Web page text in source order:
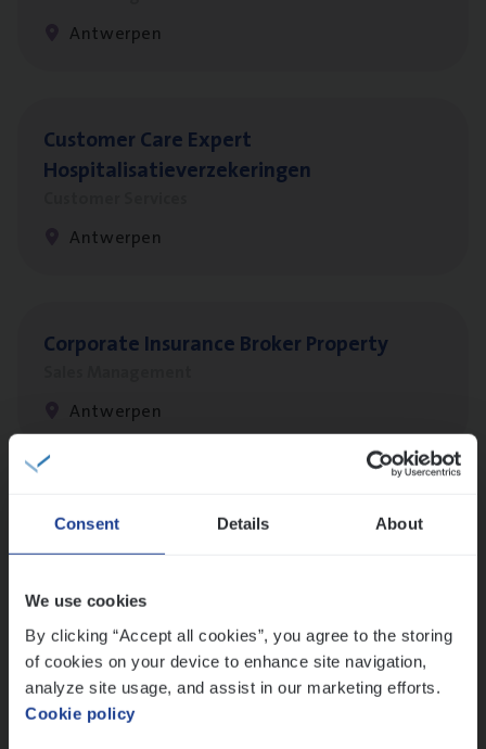
Consent Details About
We use cookies
By clicking “Accept all cookies”, you agree to the storing
of cookies on your device to enhance site navigation,
analyze site usage, and assist in our marketing efforts.
Cookie policy
Antwerpen
Cus­to­mer Care Expert
Hospitalisatieverzekeringen
Antwerpen
Cor­po­ra­te Insu­ran­ce Bro­ker Property
Antwerpen
Busi­ness Mana­ger Mari­ne Cargo
Client Exe­cu­ti­ve Marine
Insurance Operations